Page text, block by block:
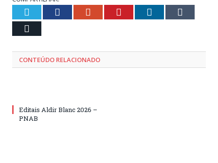
Twitter Facebook Google+ Pinterest LinkedIn
CONTEÚDO RELACIONADO
Editais Aldir Blanc 2026 –
PNAB